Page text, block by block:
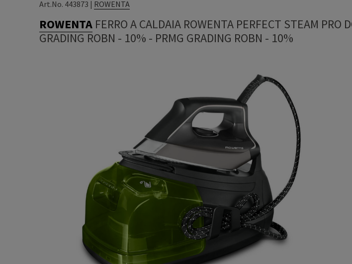
Art.No. 443873 | ROWENTA
ROWENTA FERRO A CALDAIA ROWENTA PERFECT STEAM PRO
GRADING ROBN - 10% - PRMG GRADING ROBN - 10%